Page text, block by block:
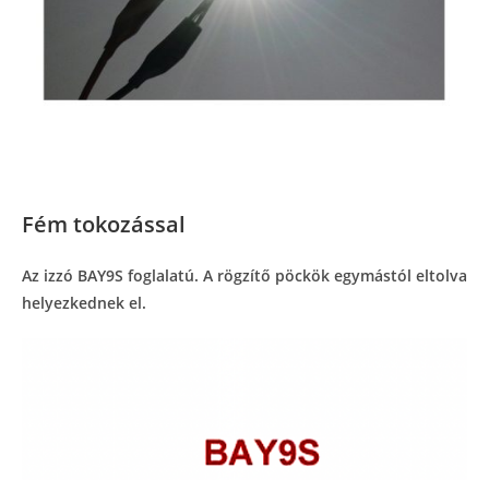
Fém tokozással
Az izzó BAY9S foglalatú. A rögzítő pöckök egymástól eltolva
helyezkednek el.